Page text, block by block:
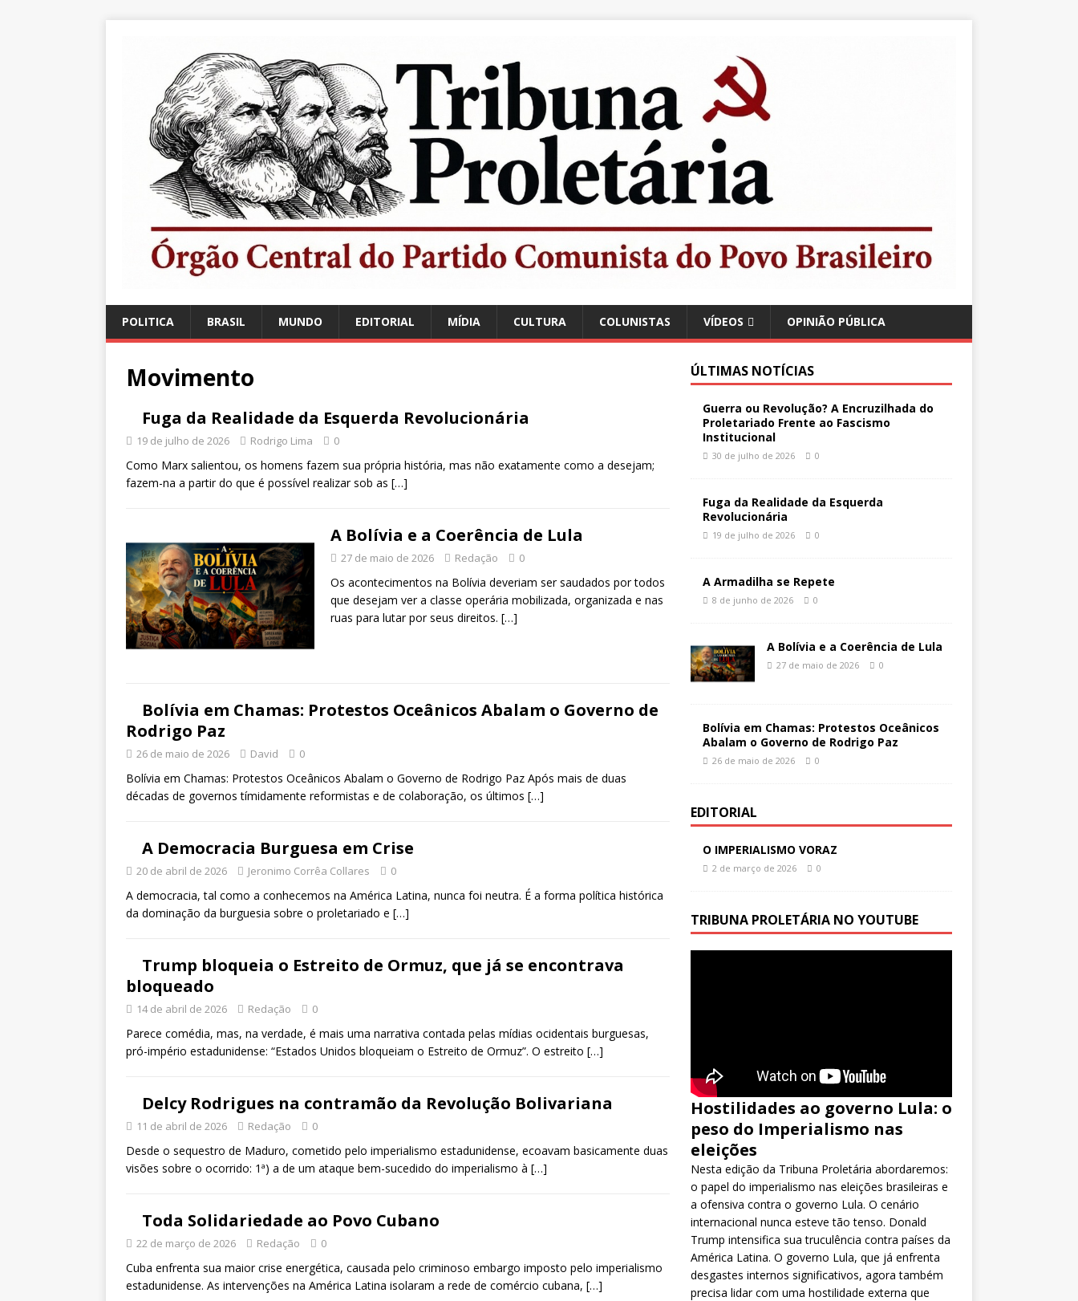
POLITICA BRASIL MUNDO EDITORIAL MÍDIA CULTURA COLUNISTAS VÍDEOS OPINIÃO PÚBLICA
Movimento
Fuga da Realidade da Esquerda Revolucionária
19 de julho de 2026 Rodrigo Lima 0
Como Marx salientou, os homens fazem sua própria história, mas não exatamente como a desejam;
fazem-na a partir do que é possível realizar sob as […]
A Bolívia e a Coerência de Lula
27 de maio de 2026 Redação 0
Os acontecimentos na Bolívia deveriam ser saudados por todos
que desejam ver a classe operária mobilizada, organizada e nas
ruas para lutar por seus direitos. […]
Bolívia em Chamas: Protestos Oceânicos Abalam o Governo de
Rodrigo Paz
26 de maio de 2026 David 0
Bolívia em Chamas: Protestos Oceânicos Abalam o Governo de Rodrigo Paz Após mais de duas
décadas de governos tímidamente reformistas e de colaboração, os últimos […]
A Democracia Burguesa em Crise
20 de abril de 2026 Jeronimo Corrêa Collares 0
A democracia, tal como a conhecemos na América Latina, nunca foi neutra. É a forma política histórica
da dominação da burguesia sobre o proletariado e […]
Trump bloqueia o Estreito de Ormuz, que já se encontrava
bloqueado
14 de abril de 2026 Redação 0
Parece comédia, mas, na verdade, é mais uma narrativa contada pelas mídias ocidentais burguesas,
pró-império estadunidense: “Estados Unidos bloqueiam o Estreito de Ormuz”. O estreito […]
Delcy Rodrigues na contramão da Revolução Bolivariana
11 de abril de 2026 Redação 0
Desde o sequestro de Maduro, cometido pelo imperialismo estadunidense, ecoavam basicamente duas
visões sobre o ocorrido: 1ª) a de um ataque bem-sucedido do imperialismo à […]
Toda Solidariedade ao Povo Cubano
22 de março de 2026 Redação 0
Cuba enfrenta sua maior crise energética, causada pelo criminoso embargo imposto pelo imperialismo
estadunidense. As intervenções na América Latina isolaram a rede de comércio cubana, […]
ÚLTIMAS NOTÍCIAS
Guerra ou Revolução? A Encruzilhada do
Proletariado Frente ao Fascismo
Institucional
30 de julho de 2026 0
Fuga da Realidade da Esquerda
Revolucionária
19 de julho de 2026 0
A Armadilha se Repete
8 de junho de 2026 0
A Bolívia e a Coerência de Lula
27 de maio de 2026 0
Bolívia em Chamas: Protestos Oceânicos
Abalam o Governo de Rodrigo Paz
26 de maio de 2026 0
EDITORIAL
O IMPERIALISMO VORAZ
2 de março de 2026 0
TRIBUNA PROLETÁRIA NO YOUTUBE
Hostilidades ao governo Lula: o
peso do Imperialismo nas
eleições
Nesta edição da Tribuna Proletária abordaremos:
o papel do imperialismo nas eleições brasileiras e
a ofensiva contra o governo Lula. O cenário
internacional nunca esteve tão tenso. Donald
Trump intensifica sua truculência contra países da
América Latina. O governo Lula, que já enfrenta
desgastes internos significativos, agora também
precisa lidar com uma hostilidade externa que